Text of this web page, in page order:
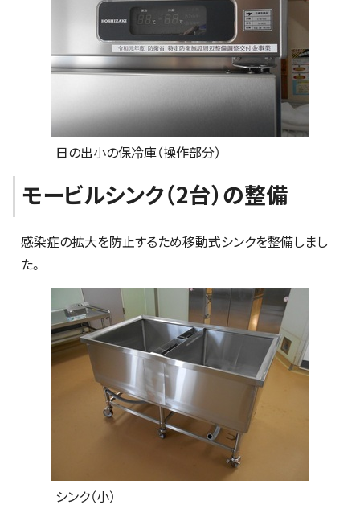
日の出小の保冷庫（操作部分）
モービルシンク（2台）の整備
感染症の拡大を防止するため移動式シンクを整備しまし
た。
シンク（小）